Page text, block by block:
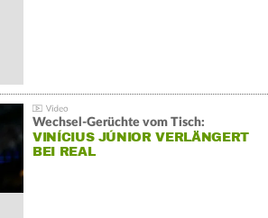
Wechsel-Gerüchte vom Tisch:
VINÍCIUS JÚNIOR VERLÄNGERT
BEI REAL